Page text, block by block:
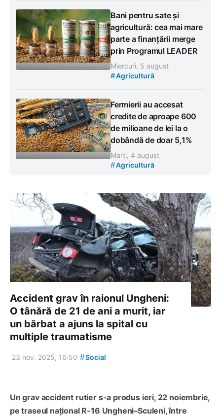
Bani pentru sate și
agricultură: cea mai mare
parte a finanțării merge
prin Programul LEADER
Miercuri, 5 august
#Agricultură
Fermierii au accesat
credite de aproape 600
de milioane de lei la o
dobândă de doar 5,1%
Marți, 4 august
#Agricultură
Accident grav în raionul Ungheni:
O tânără de 21 de ani a murit, iar
un bărbat a ajuns la spital cu
multiple traumatisme
23 nov. 2025, 16:50 #Social
Un grav accident rutier s-a produs ieri, 22 noiembrie,
pe traseul național R-16 Ungheni–Sculeni, între